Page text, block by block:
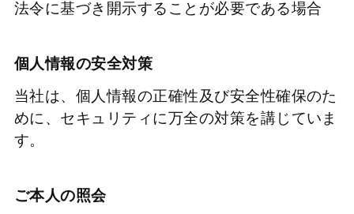
法令に基づき開示することが必要である場合
個人情報の安全対策
当社は、個人情報の正確性及び安全性確保のた
めに、セキュリティに万全の対策を講じていま
す。
ご本人の照会